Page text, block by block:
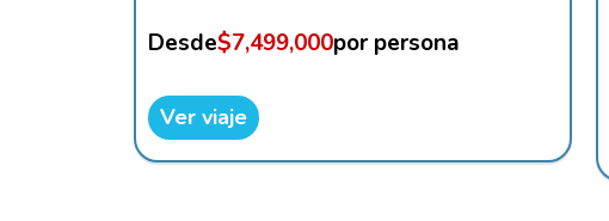
Desde$7,499,000por persona
Ver viaje